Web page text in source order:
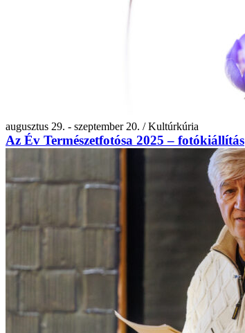
augusztus 29. - szeptember 20. / Kultúrkúria
Az Év Természetfotósa 2025 – fotókiállítás